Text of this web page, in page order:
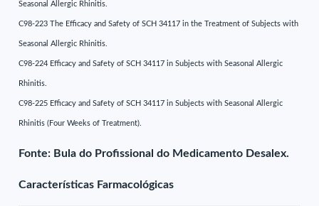
Seasonal Allergic Rhinitis.
C98-223 The Efficacy and Safety of SCH 34117 in the Treatment of Subjects with
Seasonal Allergic Rhinitis.
C98-224 Efficacy and Safety of SCH 34117 in Subjects with Seasonal Allergic
Rhinitis.
C98-225 Efficacy and Safety of SCH 34117 in Subjects with Seasonal Allergic
Rhinitis (Four Weeks of Treatment).
Fonte: Bula do Profissional do Medicamento Desalex.
Características Farmacológicas